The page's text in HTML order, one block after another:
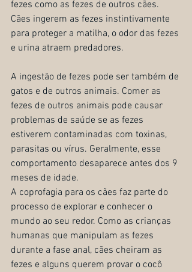
fezes como as fezes de outros cães.
Cães ingerem as fezes instintivamente
para proteger a matilha, o odor das fezes
e urina atraem predadores.
A ingestão de fezes pode ser também de
gatos e de outros animais. Comer as
fezes de outros animais pode causar
problemas de saúde se as fezes
estiverem contaminadas com toxinas,
parasitas ou vírus. Geralmente, esse
comportamento desaparece antes dos 9
meses de idade.
A coprofagia para os cães faz parte do
processo de explorar e conhecer o
mundo ao seu redor. Como as crianças
humanas que manipulam as fezes
durante a fase anal, cães cheiram as
fezes e alguns querem provar o cocô